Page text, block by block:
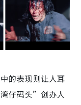
的表现则让人耳
仔码头”创办人